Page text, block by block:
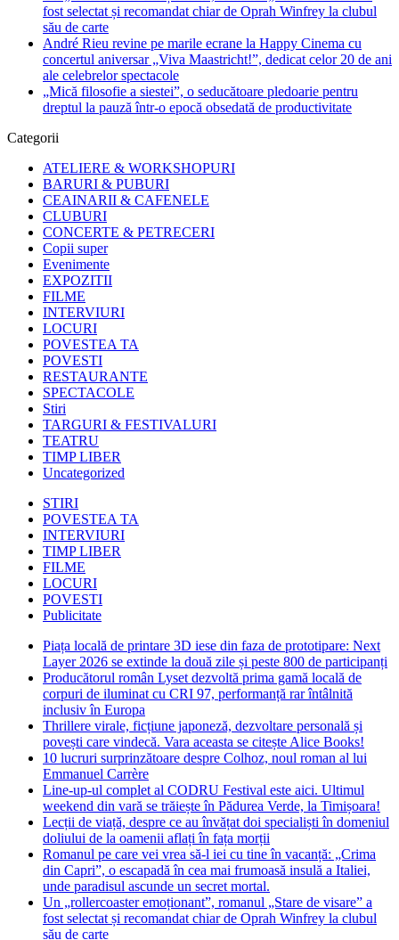
fost selectat și recomandat chiar de Oprah Winfrey la clubul
său de carte
André Rieu revine pe marile ecrane la Happy Cinema cu
concertul aniversar „Viva Maastricht!”, dedicat celor 20 de ani
ale celebrelor spectacole
„Mică filosofie a siestei”, o seducătoare pledoarie pentru
dreptul la pauză într-o epocă obsedată de productivitate
Categorii
ATELIERE & WORKSHOPURI
BARURI & PUBURI
CEAINARII & CAFENELE
CLUBURI
CONCERTE & PETRECERI
Copii super
Evenimente
EXPOZITII
FILME
INTERVIURI
LOCURI
POVESTEA TA
POVESTI
RESTAURANTE
SPECTACOLE
Stiri
TARGURI & FESTIVALURI
TEATRU
TIMP LIBER
Uncategorized
STIRI
POVESTEA TA
INTERVIURI
TIMP LIBER
FILME
LOCURI
POVESTI
Publicitate
Piața locală de printare 3D iese din faza de prototipare: Next
Layer 2026 se extinde la două zile și peste 800 de participanți
Producătorul român Lyset dezvoltă prima gamă locală de
corpuri de iluminat cu CRI 97, performanță rar întâlnită
inclusiv în Europa
Thrillere virale, ficțiune japoneză, dezvoltare personală și
povești care vindecă. Vara aceasta se citește Alice Books!
10 lucruri surprinzătoare despre Colhoz, noul roman al lui
Emmanuel Carrère
Line-up-ul complet al CODRU Festival este aici. Ultimul
weekend din vară se trăiește în Pădurea Verde, la Timișoara!
Lecții de viață, despre ce au învățat doi specialiști în domeniul
doliului de la oamenii aflați în fața morții
Romanul pe care vei vrea să-l iei cu tine în vacanță: „Crima
din Capri”, o escapadă în cea mai frumoasă insulă a Italiei,
unde paradisul ascunde un secret mortal.
Un „rollercoaster emoționant”, romanul „Stare de visare” a
fost selectat și recomandat chiar de Oprah Winfrey la clubul
său de carte